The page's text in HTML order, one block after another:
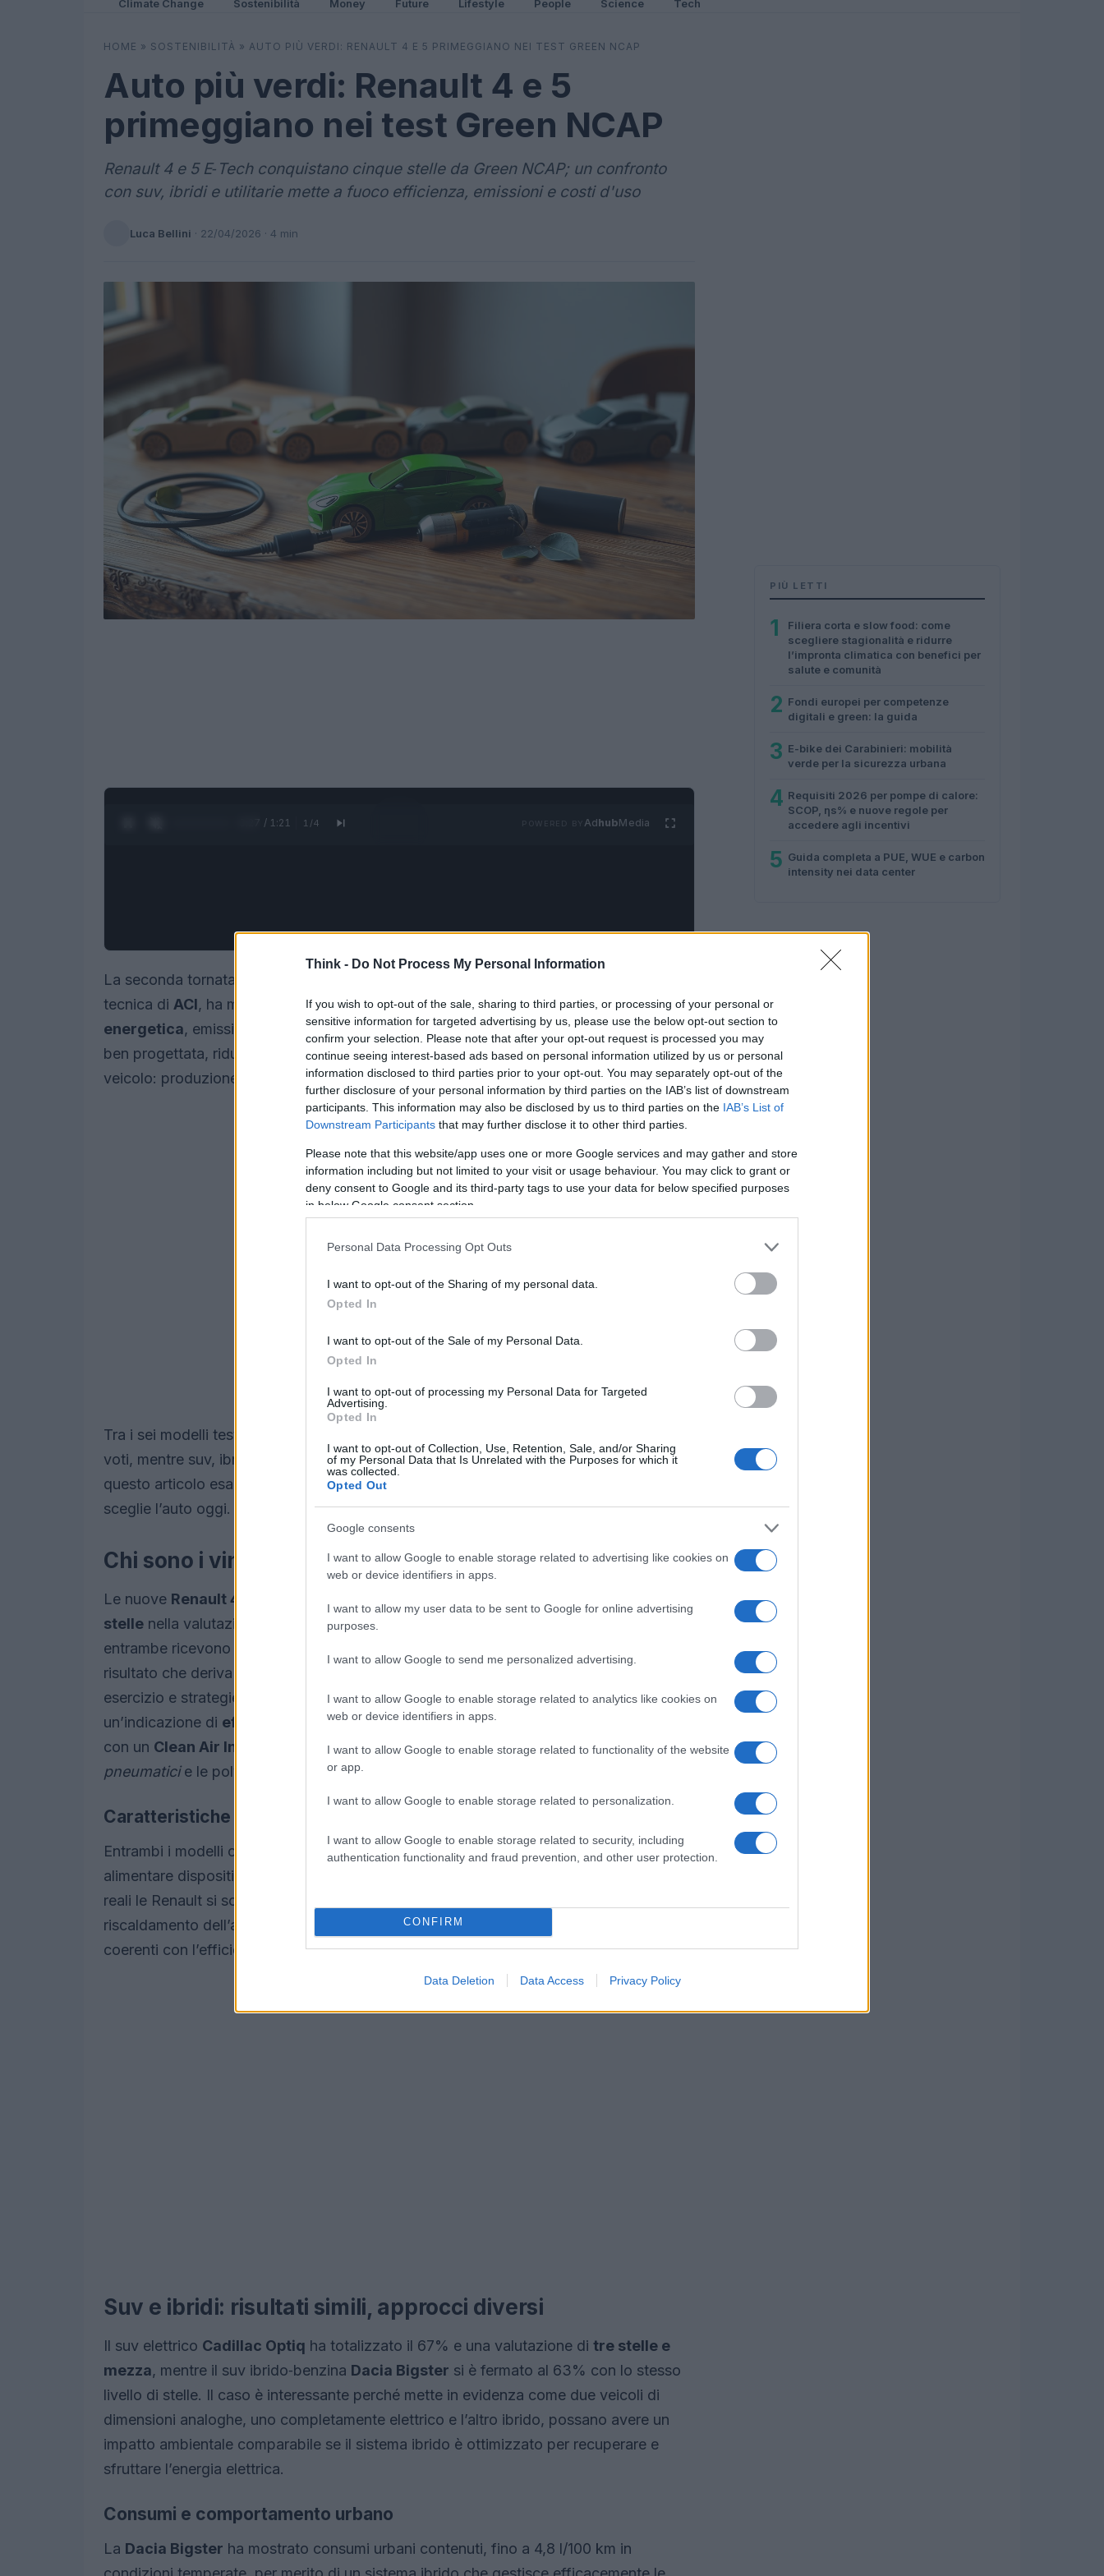
Think - Do Not Process My Personal Information
If you wish to opt-out of the sale, sharing to third parties, or processing of your personal or
sensitive information for targeted advertising by us, please use the below opt-out section to
confirm your selection. Please note that after your opt-out request is processed you may
continue seeing interest-based ads based on personal information utilized by us or personal
information disclosed to third parties prior to your opt-out. You may separately opt-out of the
further disclosure of your personal information by third parties on the IAB’s list of downstream
participants. This information may also be disclosed by us to third parties on the IAB’s List of
Downstream Participants that may further disclose it to other third parties.
Please note that this website/app uses one or more Google services and may gather and store
information including but not limited to your visit or usage behaviour. You may click to grant or
deny consent to Google and its third-party tags to use your data for below specified purposes
in below Google consent section.
Personal Data Processing Opt Outs
I want to opt-out of the Sharing of my personal data.
Opted In
I want to opt-out of the Sale of my Personal Data.
Opted In
I want to opt-out of processing my Personal Data for Targeted
Advertising.
Opted In
I want to opt-out of Collection, Use, Retention, Sale, and/or Sharing
of my Personal Data that Is Unrelated with the Purposes for which it
was collected.
Opted Out
Google consents
I want to allow Google to enable storage related to advertising like cookies on
web or device identifiers in apps.
I want to allow my user data to be sent to Google for online advertising
purposes.
I want to allow Google to send me personalized advertising.
I want to allow Google to enable storage related to analytics like cookies on
web or device identifiers in apps.
I want to allow Google to enable storage related to functionality of the website
or app.
I want to allow Google to enable storage related to personalization.
I want to allow Google to enable storage related to security, including
authentication functionality and fraud prevention, and other user protection.
CONFIRM
Data Deletion Data Access Privacy Policy
Climate Change Sostenibilità Money Future Lifestyle People Science Tech
HOME » SOSTENIBILITÀ » AUTO PIÙ VERDI: RENAULT 4 E 5 PRIMEGGIANO NEI TEST GREEN NCAP
Auto più verdi: Renault 4 e 5
primeggiano nei test Green NCAP
Renault 4 e 5 E‑Tech conquistano cinque stelle da Green NCAP; un confronto
con suv, ibridi e utilitarie mette a fuoco efficienza, emissioni e costi d'uso
Luca Bellini · 22/04/2026 · 4 min
0:28 / 1:21 1 /4 AdhubMedia
La seconda tornata di test del 2026 condotta da
tecnica di ACI, ha messo sotto la lente sei modelli di mercato per valutareefficienza
energetica, emissioni e impatto reale. I risultati mostrano come l’elettrificazione, se
ben progettata, riduca nettamente l’impronta climatica lungo l’interociclo di vitadel
veicolo: produzione, uso e fine vita.
Tra i sei modelli testati emergono due protagonisti che hanno raggiunto il massimo dei
voti, mentre suv, ibridi e una nota utilitaria hanno ottenuto risultati più variegati. In
questo articolo esaminiamo i punteggi, i numeri chiave e le implicazioni pratiche per chi
sceglie l’auto oggi.
Chi sono i vincitori e perché
Le nuove Renault 4 E‑Tech
stelle nella valutazione di Green NCAP. Le motivazioni non sono solo prestazionali:
entrambe ricevono il punteggio massimo nella categoria
risultato che deriva da un combinato di produzione più efficiente, consumi ridotti in
esercizio e strategie di riciclo. La Renault 5 registra unClean Air Indexdi 9,1/10 e
un’indicazione di efficienza energeticapari a 9,3/10, mentre la Renault 4 si distingue
con un Clean Air Index di 9,4/10 grazie a soluzioni che limitano l’abrasione degli
pneumaticie le polveri emesse.
Caratteristiche tecniche salienti
Entrambi i modelli offrono la funzione diricarica bidirezionale, che permette di
alimentare dispositivi esterni o, dove consentito, di restituire energia alla rete. Nei test
reali le Renault si sono comportate molto bene nella fase di ricarica, nella gestione del
riscaldamento dell’abitacolo e nell’uso quotidiano, mostrando valori di consumo
coerenti con l’efficienza dichiarata.
Suv e ibridi: risultati simili, approcci diversi
Il suv elettrico Cadillac Optiq ha totalizzato il 67% e una valutazione di tre stelle e
mezza, mentre il suv ibrido‑benzina Dacia Bigster si è fermato al 63% con lo stesso
livello di stelle. Il caso è interessante perché mette in evidenza come due veicoli di
dimensioni analoghe, uno completamente elettrico e l’altro ibrido, possano avere un
impatto ambientale comparabile se il sistema ibrido è ottimizzato per recuperare e
sfruttare l’energia elettrica.
Consumi e comportamento urbano
La Dacia Bigster ha mostrato consumi urbani contenuti, fino a 4,8 l/100 km in
PIÙ LETTI
1
Filiera corta e slow food: come
scegliere stagionalità e ridurre
l’impronta climatica con benefici per
salute e comunità
2 Fondi europei per competenze
digitali e green: la guida
3 E-bike dei Carabinieri: mobilità
verde per la sicurezza urbana
4 Requisiti 2026 per pompe di calore:
SCOP, ηs% e nuove regole per
accedere agli incentivi
5 Guida completa a PUE, WUE e carbon
intensity nei data center